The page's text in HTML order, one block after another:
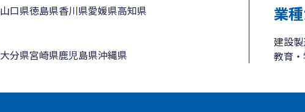
山口県徳島県香川県愛媛県高知県
大分県宮崎県鹿児島県沖縄県
業
建設
教育